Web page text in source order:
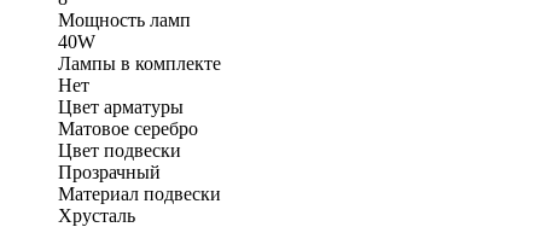
Мощность ламп
40W
Лампы в комплекте
Нет
Цвет арматуры
Матовое серебро
Цвет подвески
Прозрачный
Материал подвески
Хрусталь